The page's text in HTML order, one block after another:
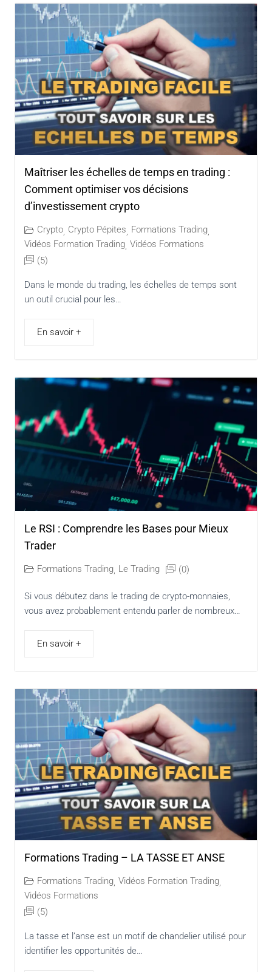
Maîtriser les échelles de temps en trading :
Comment optimiser vos décisions
d’investissement crypto
Crypto, Crypto Pépites, Formations Trading,
Vidéos Formation Trading, Vidéos Formations
(5)
Dans le monde du trading, les échelles de temps sont
un outil crucial pour les…
En savoir +
Le RSI : Comprendre les Bases pour Mieux
Trader
Formations Trading, Le Trading (0)
Si vous débutez dans le trading de crypto-monnaies,
vous avez probablement entendu parler de nombreux…
En savoir +
Formations Trading – LA TASSE ET ANSE
Formations Trading, Vidéos Formation Trading,
Vidéos Formations
(5)
La tasse et l’anse est un motif de chandelier utilisé pour
identifier les opportunités de…